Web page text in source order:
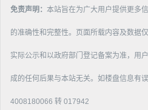
免责声明： 本站旨在为广大用户提供更多
的准确性和完整性。页面所载内容及数据
实际公示和以政府部门登记备案为准，用
成的任何后果与本站无关。如楼盘信息有
4008180066 转 017942